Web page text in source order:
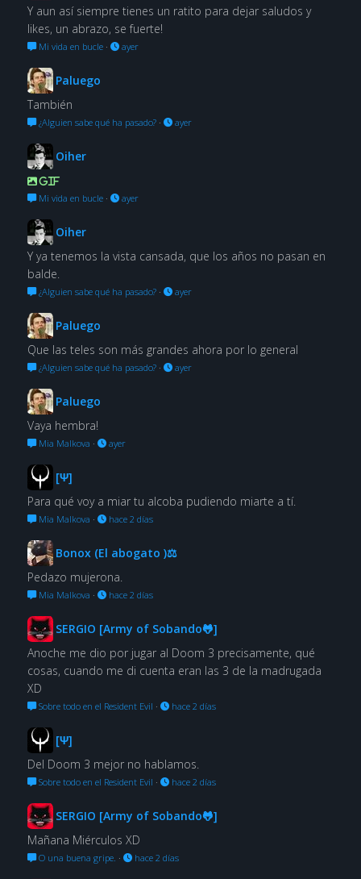
Y aun así siempre tienes un ratito para dejar saludos y
likes, un abrazo, se fuerte!
Mi vida en bucle· ayer
Paluego
También
¿Alguien sabe qué ha pasado?· ayer
Oiher
GIF
Mi vida en bucle· ayer
Oiher
Y ya tenemos la vista cansada, que los años no pasan en
balde.
¿Alguien sabe qué ha pasado?· ayer
Paluego
Que las teles son más grandes ahora por lo general
¿Alguien sabe qué ha pasado?· ayer
Paluego
Vaya hembra!
Mia Malkova · ayer
[Ψ]
Para qué voy a miar tu alcoba pudiendo miarte a tí.
Mia Malkova · hace 2 días
Bonox (El abogato )⚖
Pedazo mujerona.
Mia Malkova · hace 2 días
SERGIO [Army of Sobando🐸]
Anoche me dio por jugar al Doom 3 precisamente, qué
cosas, cuando me di cuenta eran las 3 de la madrugada
XD
Sobre todo en el Resident Evil · hace 2 días
[Ψ]
Del Doom 3 mejor no hablamos.
Sobre todo en el Resident Evil · hace 2 días
SERGIO [Army of Sobando🐸]
Mañana Miérculos XD
O una buena gripe. · hace 2 días